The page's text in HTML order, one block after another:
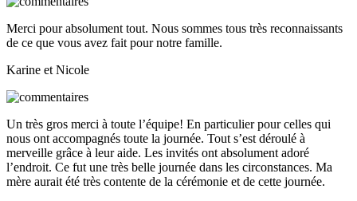
Merci pour absolument tout. Nous sommes tous très reconnaissants
de ce que vous avez fait pour notre famille.
Karine et Nicole
Un très gros merci à toute l’équipe! En particulier pour celles qui
nous ont accompagnés toute la journée. Tout s’est déroulé à
merveille grâce à leur aide. Les invités ont absolument adoré
l’endroit. Ce fut une très belle journée dans les circonstances. Ma
mère aurait été très contente de la cérémonie et de cette journée.